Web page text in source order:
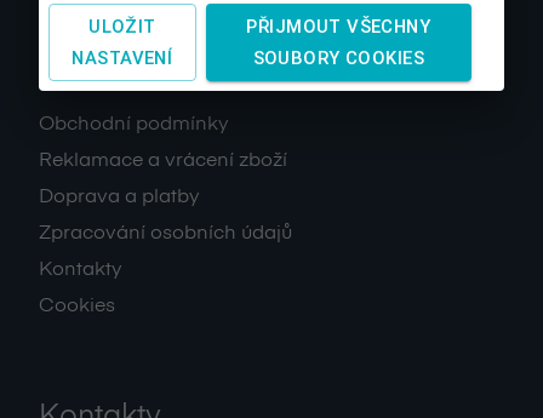
O nás
Obchodní podmínky
Reklamace a vrácení zboží
Doprava a platby
Zpracování osobních údajů
Kontakty
Cookies
ULOŽIT
NASTAVENÍ
PŘIJMOUT VŠECHNY
SOUBORY COOKIES